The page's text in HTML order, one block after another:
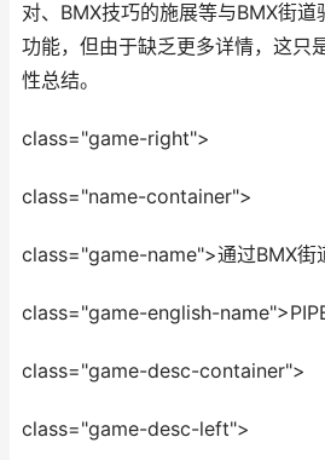
对、BMX技巧的施展等与BMX街
功能，但由于缺乏更多详情，这只
性总结。
class="game-right">
class="name-container">
class="game-name">通过BMX街
class="game-english-
class="game-desc-container">
class="game-desc-left">